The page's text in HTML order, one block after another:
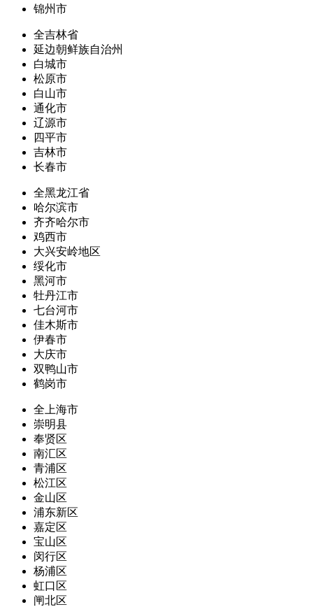
锦州市
全吉林省
延边朝鲜族自治州
白城市
松原市
白山市
通化市
辽源市
四平市
吉林市
长春市
全黑龙江省
哈尔滨市
齐齐哈尔市
鸡西市
大兴安岭地区
绥化市
黑河市
牡丹江市
七台河市
佳木斯市
伊春市
大庆市
双鸭山市
鹤岗市
全上海市
崇明县
奉贤区
南汇区
青浦区
松江区
金山区
浦东新区
嘉定区
宝山区
闵行区
杨浦区
虹口区
闸北区